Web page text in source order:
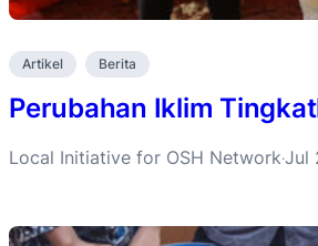
Artikel Berita
Perubahan Iklim
Local Initiative for OSH Network·Jul